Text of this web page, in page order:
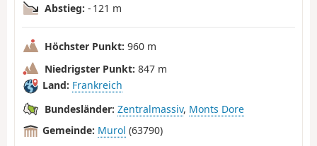
Abstieg: - 121 m
Höchster Punkt: 960 m
Niedrigster Punkt: 847 m
Land: Frankreich
Bundesländer: Zentralmassiv, Monts Dore
Gemeinde: Murol (63790)